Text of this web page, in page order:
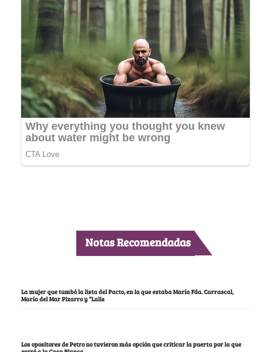
Notas Recomendadas
La mujer que tumbó la lista del Pacto, en la que estaba María Fda. Carrascal,
María del Mar Pizarro y “Lalis
Los opositores de Petro no tuvieron más opción que criticar la puerta por la que